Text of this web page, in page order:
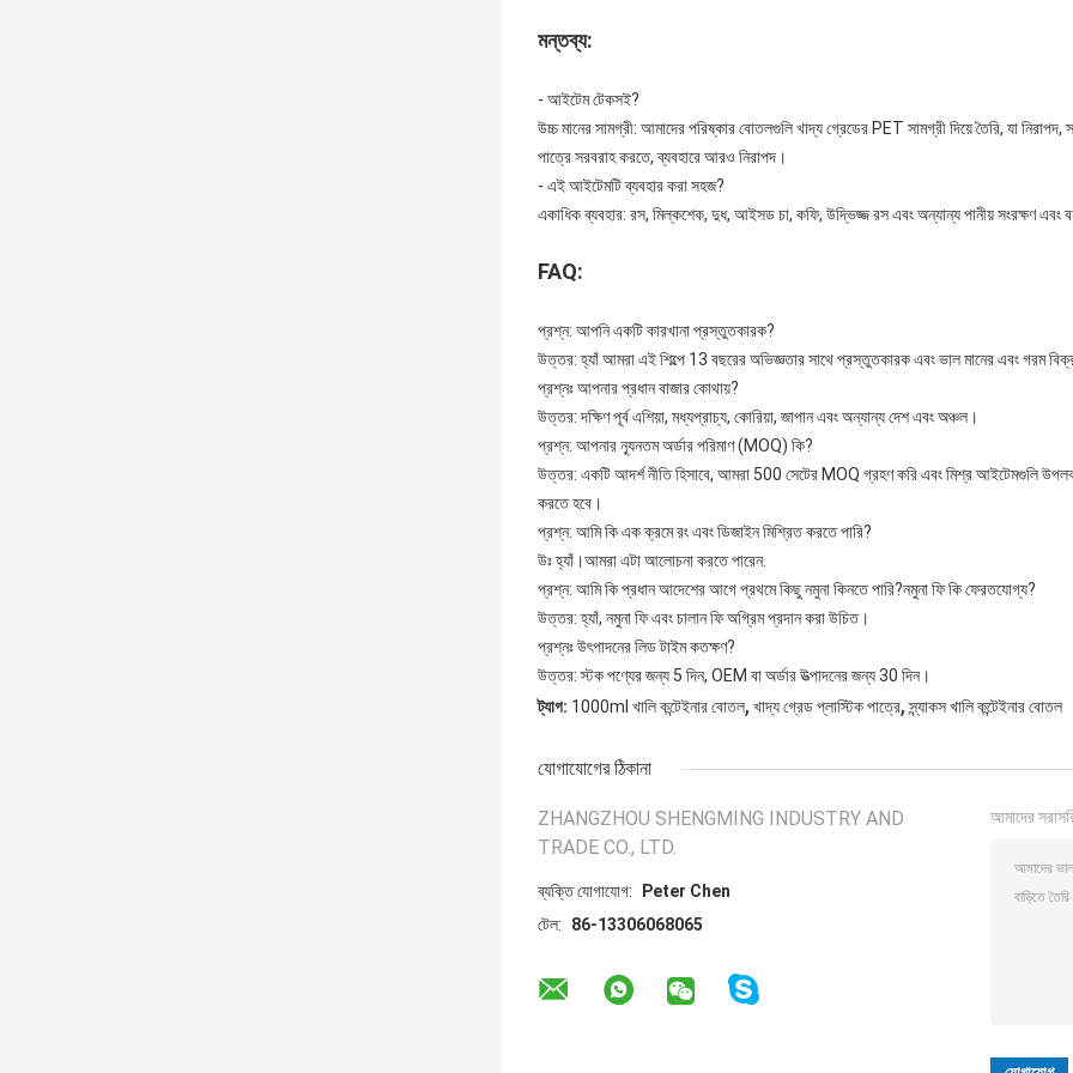
মন্তব্য:
- আইটেম টেকসই?
উচ্চ মানের সামগ্রী: আমাদের পরিষ্কার বোতলগুলি খাদ্য গ্রেডের PET সামগ্রী দিয়ে তৈরি, যা
পাত্রে সরবরাহ করতে, ব্যবহারে আরও নিরাপদ।
- এই আইটেমটি ব্যবহার করা সহজ?
একাধিক ব্যবহার: রস, মিল্কশেক, দুধ, আইসড চা, কফি, উদ্ভিজ্জ রস এবং অন্যান্য পানীয় সংরক্ষণ এবং
FAQ:
প্রশ্ন: আপনি একটি কারখানা প্রস্তুতকারক?
উত্তর: হ্যাঁ আমরা এই শিল্পে 13 বছরের অভিজ্ঞতার সাথে প্রস্তুতকারক এবং ভাল মানের এবং গরম
প্রশ্নঃ আপনার প্রধান বাজার কোথায়?
উত্তর: দক্ষিণ পূর্ব এশিয়া, মধ্যপ্রাচ্য, কোরিয়া, জাপান এবং অন্যান্য দেশ এবং অঞ্চল।
প্রশ্ন: আপনার ন্যূনতম অর্ডার পরিমাণ (MOQ) কি?
উত্তর: একটি আদর্শ নীতি হিসাবে, আমরা 500 সেটের MOQ গ্রহণ করি এবং মিশ্র আইটেমগুলি
করতে হবে।
প্রশ্ন: আমি কি এক ক্রমে রং এবং ডিজাইন মিশ্রিত করতে পারি?
উঃ হ্যাঁ।আমরা এটা আলোচনা করতে পারেন.
প্রশ্ন: আমি কি প্রধান আদেশের আগে প্রথমে কিছু নমুনা কিনতে পারি?নমুনা ফি কি ফেরতযোগ্য?
উত্তর: হ্যাঁ, নমুনা ফি এবং চালান ফি অগ্রিম প্রদান করা উচিত।
প্রশ্নঃ উৎপাদনের লিড টাইম কতক্ষণ?
উত্তর: স্টক পণ্যের জন্য 5 দিন, OEM বা অর্ডার উত্পাদনের জন্য 30 দিন।
ট্যাগ: 1000ml খালি কন্টেইনার বোতল, খাদ্য গ্রেড প্লাস্টিক পাত্রে, স্ন্যাকস খালি কন্টেইনার বোতল
যোগাযোগের ঠিকানা
ZHANGZHOU SHENGMING INDUSTRY AND
TRADE CO., LTD.
ব্যক্তি যোগাযোগ:
Peter Chen
টেল:
86-13306068065
আমাদের